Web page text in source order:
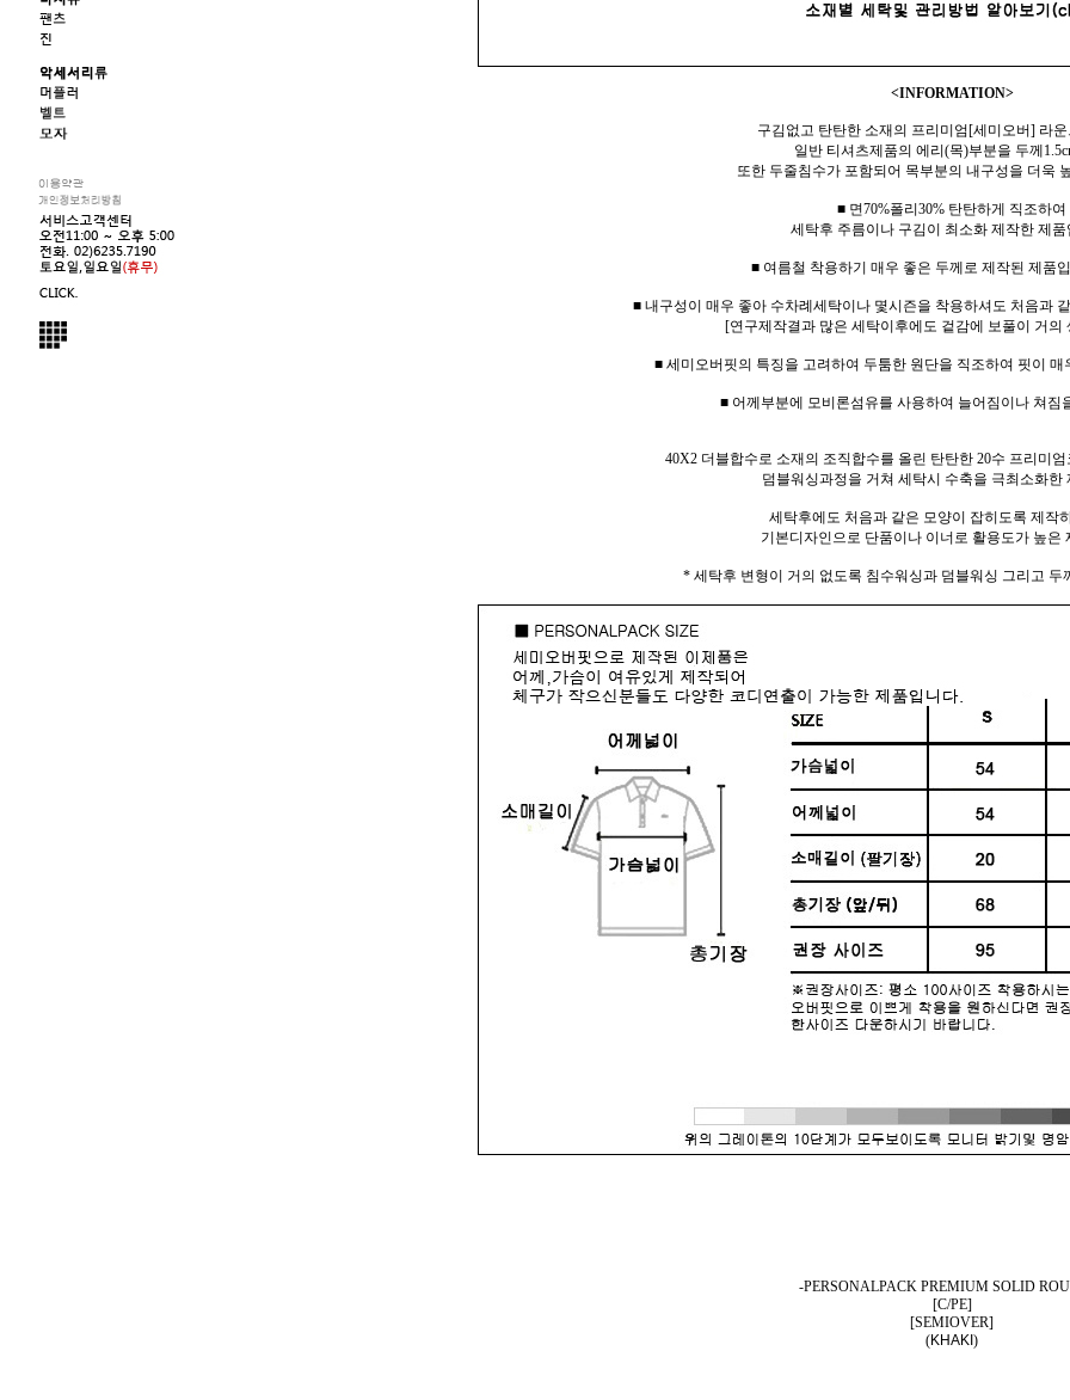
<INFORMATION>
구김없고 탄탄한 소재의 프리미엄[세미오버] 라
일반 티셔츠제품의 에리(목)부분을 두께
또한 두줄침수가 포함되어 목부분의 내구성을 더욱
■ 면70%폴리30% 탄탄하게 직조하여
세탁후 주름이나 구김이 최소화 제작한 제품
■ 여름철 착용하기 매우 좋은 두께로 제작된 제품
■ 내구성이 매우 좋아 수차례세탁이나 몇시즌을 착용하셔도 처음과
[연구제작결과 많은 세탁이후에도 겉감에 보풀이 거의
■ 세미오버핏의 특징을 고려하여 두툼한 원단을 직조하여 핏이
■ 어께부분에 모비론섬유를 사용하여 늘어짐이나 쳐짐
40X2 더블합수로 소재의 조직합수를 올린 탄탄한 20수 프리미
덤블워싱과정을 거쳐 세탁시 수축을 극최소화한
세탁후에도 처음과 같은 모양이 잡히도록 제작
기본디자인으로 단품이나 이너로 활용도가 높은
* 세탁후 변형이 거의 없도록 침수워싱과 덤블워싱 그리고
-PERSONALPACK PREMIUM SOLID
[C/PE]
[SEMIOVER]
(KHAKI )